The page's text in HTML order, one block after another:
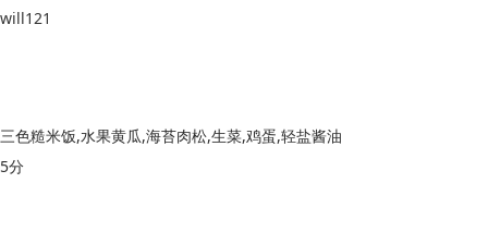
will121
三色糙米饭,水果黄瓜,海苔肉松,生菜,鸡蛋,轻盐酱油
5分